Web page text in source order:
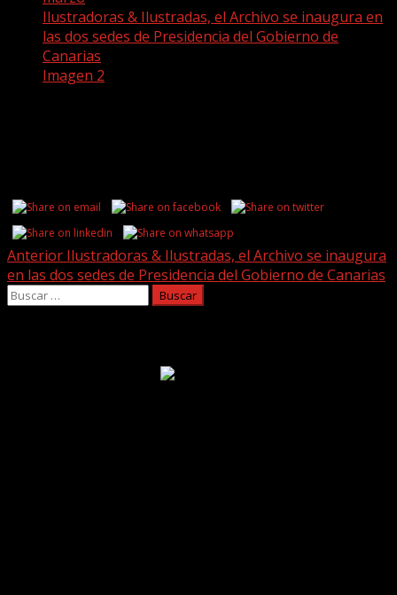
Ilustradoras & Ilustradas, el Archivo se inaugura en
las dos sedes de Presidencia del Gobierno de
Canarias
Imagen 2
Post
navigation
Anterior Ilustradoras & Ilustradas, el Archivo se inaugura
en las dos sedes de Presidencia del Gobierno de Canarias
Buscar: